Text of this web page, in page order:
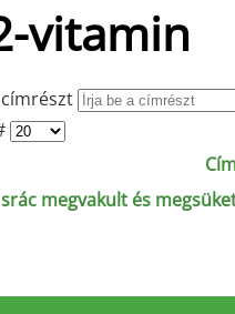
vitamin
megvakult és